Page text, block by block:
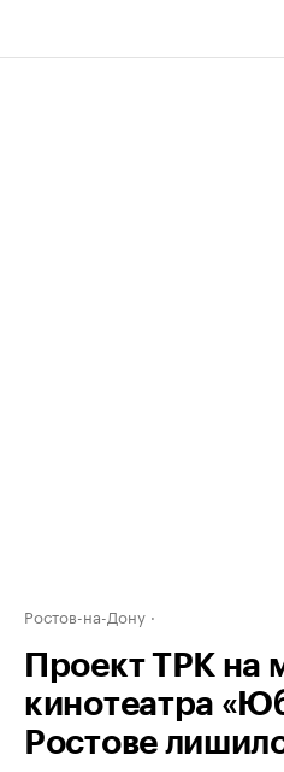
Ростов-на-Дону
Проект ТРК на
кинотеатра
Ростове